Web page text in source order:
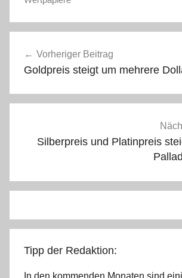
Vorheriger Beitrag
Goldpreis steigt um mehrere
Silberpreis und Platinpreis
Tipp der Redaktion:
In den kommenden Monaten sind